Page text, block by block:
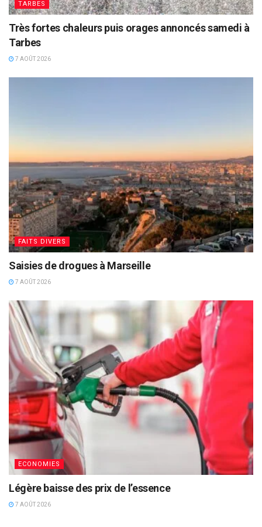
TARBES
Très fortes chaleurs puis orages annoncés samedi à
Tarbes
7 AOÛT 2026
FAITS DIVERS
Saisies de drogues à Marseille
7 AOÛT 2026
ECONOMIES
Légère baisse des prix de l’essence
7 AOÛT 2026